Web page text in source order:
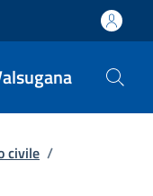
civile /